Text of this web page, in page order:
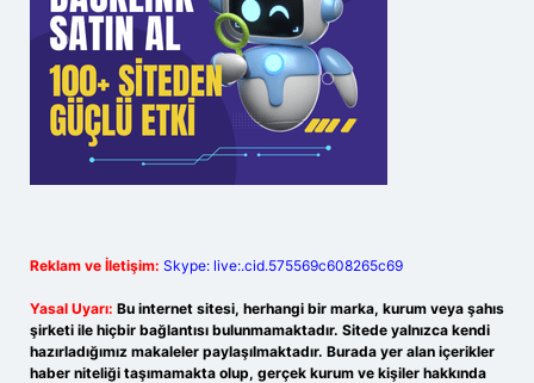
Reklam ve İletişim: Skype: live:.cid.575569c608265c69
Yasal Uyarı: Bu internet sitesi, herhangi bir marka, kurum veya şahıs
şirketi ile hiçbir bağlantısı bulunmamaktadır. Sitede yalnızca kendi
hazırladığımız makaleler paylaşılmaktadır. Burada yer alan içerikler
haber niteliği taşımamakta olup, gerçek kurum ve kişiler hakkında